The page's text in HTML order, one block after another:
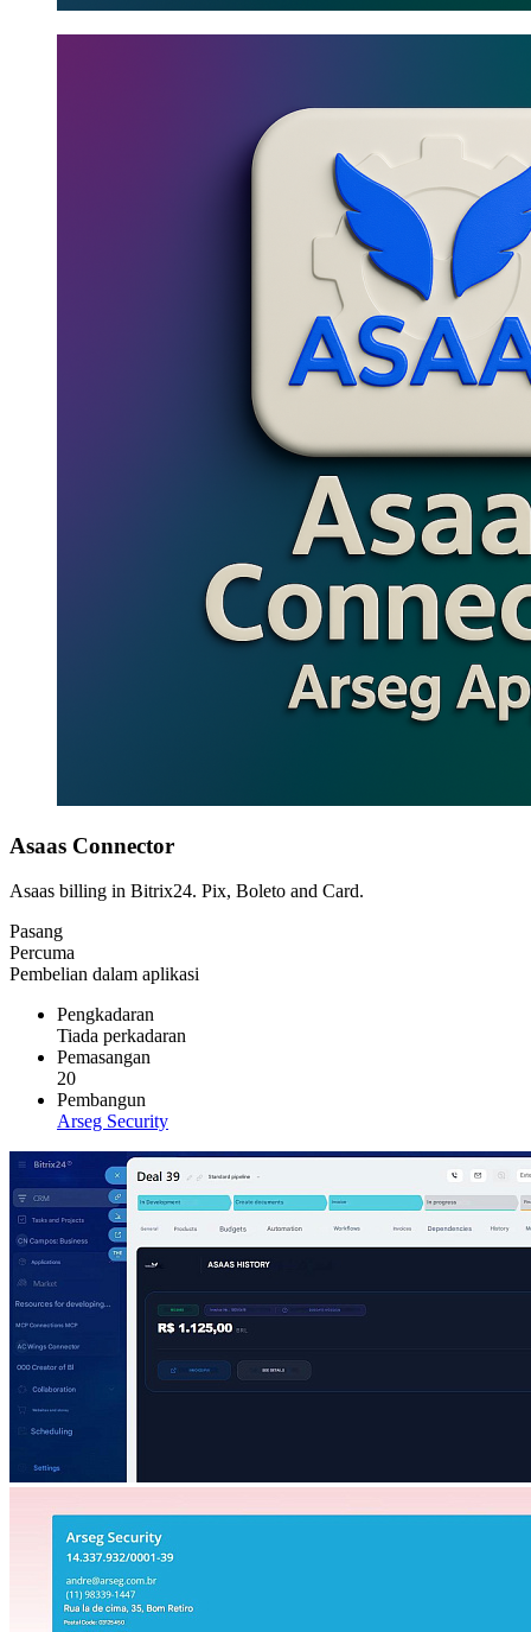
Asaas Connector
Asaas billing in Bitrix24. Pix, Boleto and Card.
Pasang
Percuma
Pembelian dalam aplikasi
Pengkadaran
Tiada perkadaran
Pemasangan
20
Pembangun
Arseg Security